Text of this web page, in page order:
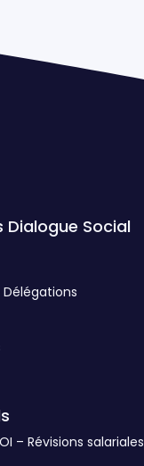
Dialogue Social
Délégations
– Révisions salariales